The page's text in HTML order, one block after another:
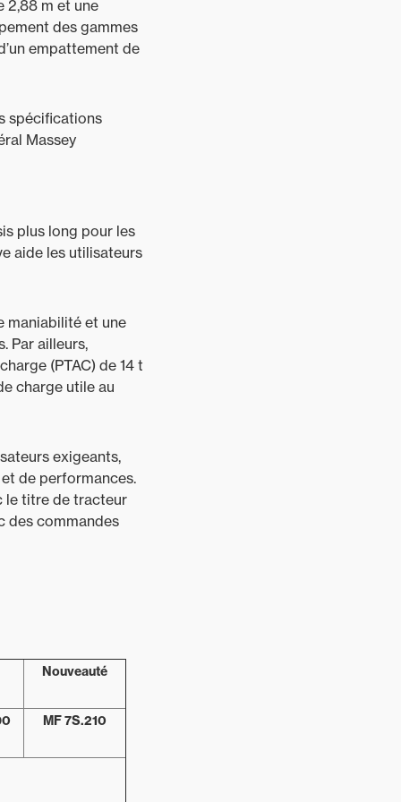
2,88 m et une
des gammes
empattement de
spécifications
Massey
plus long pour les
aide les utilisateurs
maniabilité et une
Par ailleurs,
(PTAC) de 14 t
charge utile au
exigeants,
de performances.
le titre de tracteur
des commandes
Nouveauté
MF 7S.210